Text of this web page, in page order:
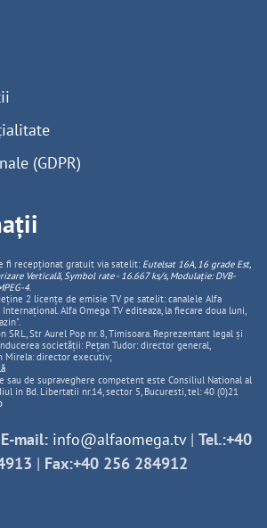
(GDPR)
fi recepționat gratuit via satelit: Eutelsat 16A, 16 grade Est,
Verticală, Symbol rate - 16.667 ks/s, Modulație: DVB-
4.
2 licențe de emisie TV pe satelit: canalele Alfa
Alfa Omega TV editeaza, la fiecare doua luni,
SRL, Str Aurel Pop nr. 8, Timisoara. Reprezentant legal și
societății: Pețan Tudor: director general,
Mirela: director executiv;
sau de supraveghere competent este Consiliul National al
in Bd. Libertatii nr.14, sector 5, Bucuresti, tel: 40 (0)21
E-mail: info@alfaomega.tv| Tel.:+40
| Fax:+40 256 284912